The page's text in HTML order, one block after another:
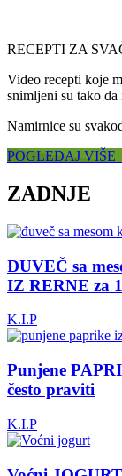
RECEPTI ZA
Video recepti koje
snimljeni su tako
Namirnice su
POGLEDAJ VIŠE
ZADNJE
ĐUVEČ sa
IZ RERNE za
K.I.P
Punjene
često praviti
K.I.P